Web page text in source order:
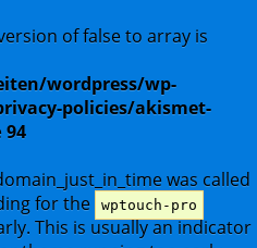
of false to array is
wordpress/wp-
policies/akismet-
94
was called
for the wptouch-pro
This is usually an indicator